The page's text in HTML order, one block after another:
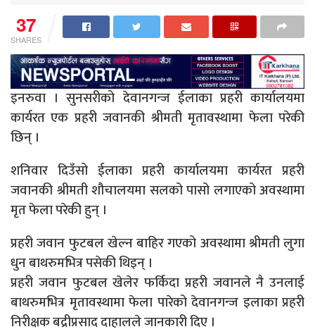
37
SHARES
इनरुवा । सुनसरीको देवानगन्ज ईलाका प्रहरी कार्यालयमा
कार्यरत एक प्रहरी जवानकी श्रीमती मृतावस्थामा फेला परेकी
छिन् ।
शनिवार दिउँसो ईलाका प्रहरी कार्यालयमा कार्यरत प्रहरी
जवानकी श्रीमती शौचालयमा सलको पासो लगाएको अवस्थामा
मृत फेला परेकी हुन् ।
प्रहरी जवान फुटबल खेल्न बाहिर गएको अवस्थामा श्रीमती लुगा
धुन बाथरुमभित्र पसेकी थिइन् ।
प्रहरी जवान फुटबल खेलेर फर्किदा प्रहरी जवानले नै उनलाई
बाथरुमभित्र मृतावस्थामा फेला पारेको देवानगन्ज इलाका प्रहरी
निरीक्षक बद्रीप्रसाद दाहालले जानकारी दिए ।